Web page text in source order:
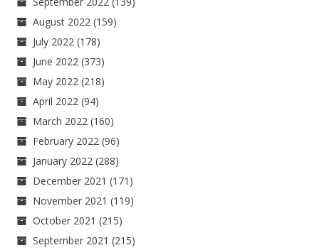
August 2022 (159)
July 2022 (178)
June 2022 (373)
May 2022 (218)
April 2022 (94)
March 2022 (160)
February 2022 (96)
January 2022 (288)
December 2021 (171)
November 2021 (119)
October 2021 (215)
September 2021 (215)